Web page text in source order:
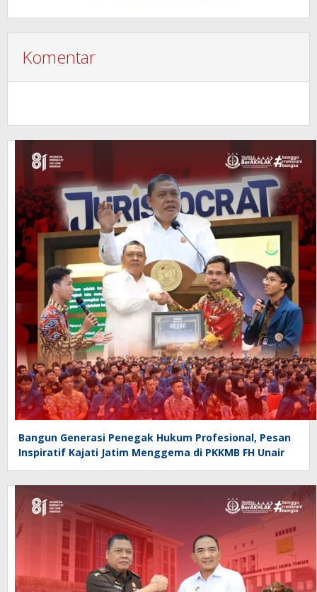
Komentar
Bangun Generasi Penegak Hukum Profesional, Pesan
Inspiratif Kajati Jatim Menggema di PKKMB FH Unair